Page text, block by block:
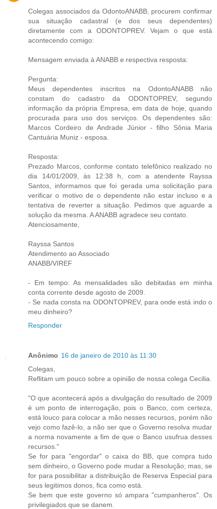
Colegas associados da OdontoANABB, procurem confirmar
sua situação cadastral (e dos seus dependentes)
diretamente com a ODONTOPREV. Vejam o que está
acontecendo comigo:
Mensagem enviada à ANABB e respectiva resposta:
Pergunta:
Meus dependentes inscritos na OdontoANABB não
constam do cadastro da ODONTOPREV, segundo
informação da própria Empresa, em data de hoje, quando
procurada para uso dos serviços. Os dependentes são:
Marcos Cordeiro de Andrade Júnior - filho Sônia Maria
Cantuária Muniz - esposa.
Resposta:
Prezado Marcos, conforme contato telefônico realizado no
dia 14/01/2009, às 12:38 h, com a atendente Rayssa
Santos, informamos que foi gerada uma solicitação para
verificar o motivo de o dependente não estar incluso e a
tentativa de reverter a situação. Pedimos que aguarde a
solução da mesma. A ANABB agradece seu contato.
Atenciosamente,
Rayssa Santos
Atendimento ao Associado
ANABB/VIREF
- Em tempo: As mensalidades são debitadas em minha
conta corrente desde agosto de 2009.
- Se nada consta na ODONTOPREV, para onde está indo o
meu dinheiro?
Responder
Anônimo 16 de janeiro de 2010 às 11:30
Colegas,
Reflitam um pouco sobre a opinião de nossa colega Cecilia.
"O que acontecerá após a divulgação do resultado de 2009
é um ponto de interrogação, pois o Banco, com certeza,
está louco para colocar a mão nesses recursos, porém não
vejo como fazê-lo, a não ser que o Governo resolva mudar
a norma novamente a fim de que o Banco usufrua desses
recursos."
Se for para "engordar" o caixa do BB, que compra tudo
sem dinheiro, o Governo pode mudar a Resolução; mas, se
for para possibilitar a distribuição de Reserva Especial para
seus legitimos donos, fica como está.
Se bem que este governo só ampara "cumpanheros". Os
privilegiados que se danem.